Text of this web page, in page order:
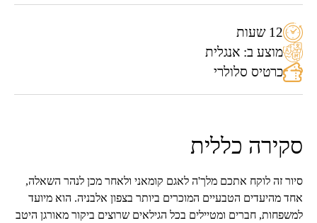
12 שעות
מוצע ב: אנגלית
כרטיס סלולרי
סקירה כללית
סיור זה לוקח אתכם מלך'ה לאגם קומאני ולאחר מכן לנהר השאלה,
אחד מהיעדים הטבעיים המוכרים ביותר בצפון אלבניה. הוא מיועד
למשפחות, חברים ומטיילים בכל הגילאים שרוצים ביקור מאורגן היטב